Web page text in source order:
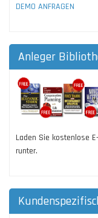
DEMO ANFRAGEN
Anleger
Laden Sie kostenlose
runter.